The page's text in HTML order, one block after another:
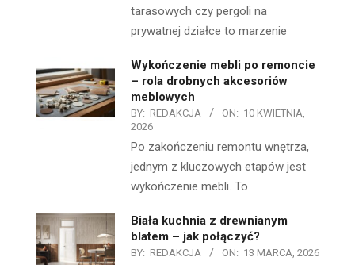
tarasowych czy pergoli na
prywatnej działce to marzenie
Wykończenie mebli po remoncie
– rola drobnych akcesoriów
meblowych
BY: REDAKCJA ON: 10 KWIETNIA,
2026
Po zakończeniu remontu wnętrza,
jednym z kluczowych etapów jest
wykończenie mebli. To
Biała kuchnia z drewnianym
blatem – jak połączyć?
BY: REDAKCJA ON: 13 MARCA, 2026